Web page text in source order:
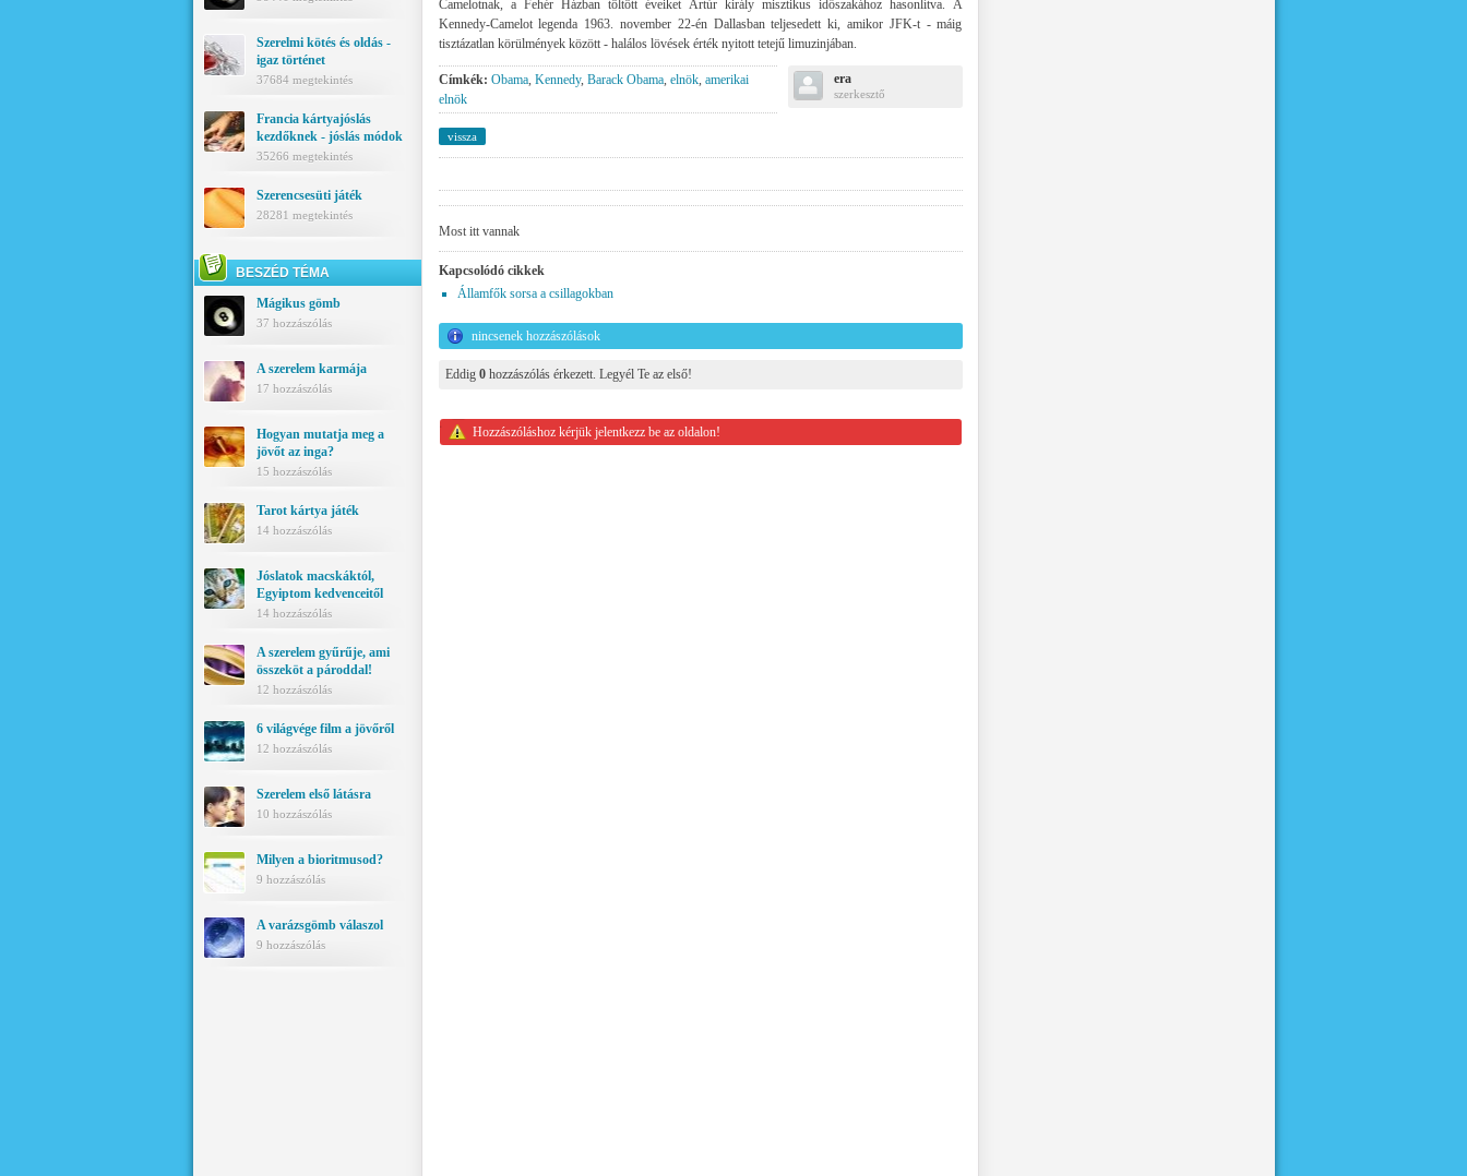
Szerelmi kötés és oldás -
igaz történet
37684 megtekintés
Francia kártyajóslás
kezdőknek - jóslás módok
35266 megtekintés
Szerencsesüti játék
28281 megtekintés
BESZÉD TÉMA
Mágikus gömb
37 hozzászólás
A szerelem karmája
17 hozzászólás
Hogyan mutatja meg a
jövőt az inga?
15 hozzászólás
Tarot kártya játék
14 hozzászólás
Jóslatok macskáktól,
Egyiptom kedvenceitől
14 hozzászólás
A szerelem gyűrűje, ami
összeköt a pároddal!
12 hozzászólás
6 világvége film a jövőről
12 hozzászólás
Szerelem első látásra
10 hozzászólás
Milyen a bioritmusod?
9 hozzászólás
A varázsgömb válaszol
9 hozzászólás
Camelotnak, a Fehér Házban töltött éveiket Artúr király misztikus időszakához hasonlítva. A
Kennedy-Camelot legenda 1963. november 22-én Dallasban teljesedett ki, amikor JFK-t - máig
tisztázatlan körülmények között - halálos lövések érték nyitott tetejű limuzinjában.
Címkék: Obama, Kennedy, Barack Obama, elnök, amerikai
elnök
vissza
era
szerkesztő
Most itt vannak
Kapcsolódó cikkek
Államfők sorsa a csillagokban
nincsenek hozzászólások
Eddig 0hozzászólás érkezett. Legyél Te az első!
Hozzászóláshoz kérjük jelentkezz be az oldalon!